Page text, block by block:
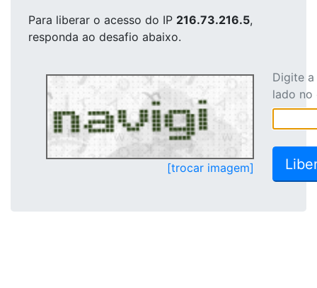
Para liberar o acesso do IP 216.73.216.5,
responda ao desafio abaixo.
[trocar imagem]
Digite
lado no